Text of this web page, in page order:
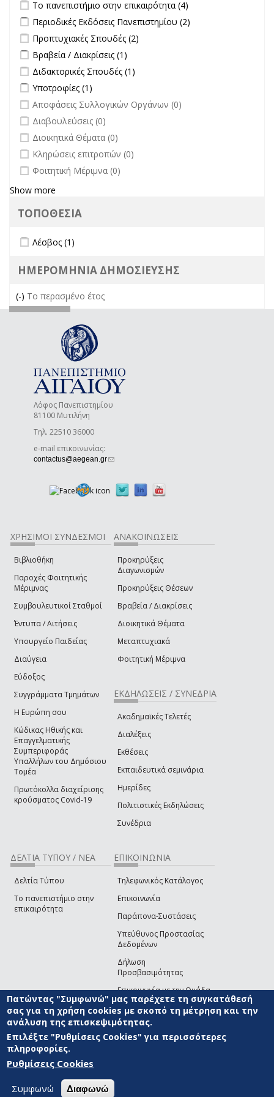
filter
Το πανεπιστήμιο στην επικαιρότητα (4)
επικαιρότητα filter
Apply Περιοδικές Εκδόσεις Πανεπιστημίου filter
Περιοδικές Εκδόσεις Πανεπιστημίου (2)
Apply Προπτυχιακές Σπουδές filter
Προπτυχιακές Σπουδές (2)
Apply Βραβεία / Διακρίσεις filter
Βραβεία / Διακρίσεις (1)
Apply Διδακτορικές Σπουδές filter
Διδακτορικές Σπουδές (1)
Apply Υποτροφίες filter
Υποτροφίες (1)
undefined
Αποφάσεις Συλλογικών Οργάνων (0)
undefined
Διαβουλεύσεις (0)
undefined
Διοικητικά Θέματα (0)
undefined
Κληρώσεις επιτροπών (0)
undefined
Φοιτητική Μέριμνα (0)
Show more
ΤΟΠΟΘΕΣΙΑ
Apply Λέσβος filter
Λέσβος (1)
ΗΜΕΡΟΜΗΝΙΑ ΔΗΜΟΣΙΕΥΣΗΣ
(-) Remove Το περασμένο έτος filter
Το περασμένο έτος
Λόφος Πανεπιστημίου
81100 Μυτιλήνη
Τηλ. 22510 36000
e-mail επικοινωνίας:
contactus@aegean.gr(link sends e-mail)
ΧΡΗΣΙΜΟΙ ΣΥΝΔΕΣΜΟΙ
Βιβλιοθήκη
Παροχές Φοιτητικής
Μέριμνας
Συμβουλευτικοί Σταθμοί
Έντυπα / Αιτήσεις
Υπουργείο Παιδείας
Διαύγεια
Εύδοξος
Συγγράμματα Τμημάτων
Η Ευρώπη σου
Κώδικας Ηθικής και
Επαγγελματικής
Συμπεριφοράς
Υπαλλήλων του Δημόσιου
Τομέα
Πρωτόκολλα διαχείρισης
κρούσματος Covid-19
ΑΝΑΚΟΙΝΩΣΕΙΣ
Προκηρύξεις
Διαγωνισμών
Προκηρύξεις Θέσεων
Βραβεία / Διακρίσεις
Διοικητικά Θέματα
Μεταπτυχιακά
Φοιτητική Μέριμνα
ΕΚΔΗΛΩΣΕΙΣ / ΣΥΝΕΔΡΙΑ
Ακαδημαϊκές Τελετές
Διαλέξεις
Εκθέσεις
Εκπαιδευτικά σεμινάρια
Ημερίδες
Πολιτιστικές Εκδηλώσεις
Συνέδρια
ΔΕΛΤΙΑ ΤΥΠΟΥ / ΝΕΑ
Δελτία Τύπου
Το πανεπιστήμιο στην
επικαιρότητα
ΕΠΙΚΟΙΝΩΝΙΑ
Τηλεφωνικός Κατάλογος
Επικοινωνία
Παράπονα-Συστάσεις
Υπεύθυνος Προστασίας
Δεδομένων
Δήλωση
Προσβασιμότητας
Επικοινωνία με την Ομάδα
Ανάπτυξης του site(link sends e-mail)
© ΠΑΝΕΠΙΣΤΗΜΙΟ ΑΙΓΑΙΟΥ ΟΡΟΙ ΧΡΗΣΗΣ
ΑΝΑΠΤΥΞΗΣ
Πατώντας "Συμφωνώ" μας παρέχετε τη συγκατάθεσή
σας για τη χρήση cookies με σκοπό τη μέτρηση και την
ανάλυση της επισκεψιμότητας.
Επιλέξτε "Ρυθμίσεις Cookies" για περισσότερες
πληροφορίες.
Ρυθμίσεις Cookies
Συμφωνώ Διαφωνώ